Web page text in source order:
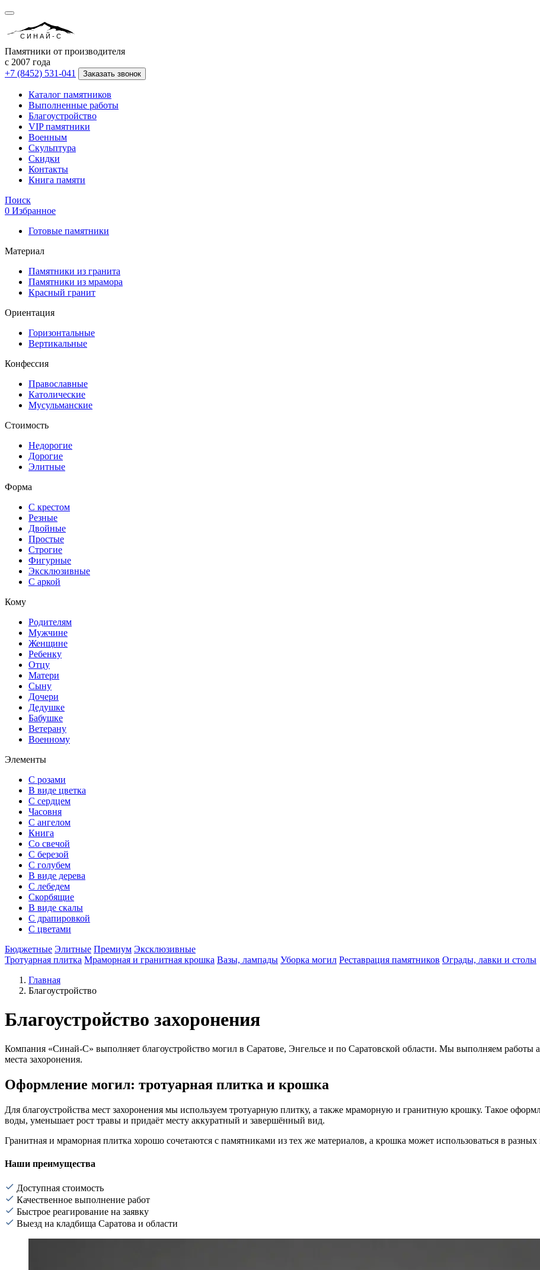
СИНАЙ-С
Памятники от производителя
с 2007 года
+7 (8452) 531-041
Заказать звонок
Каталог памятников
Выполненные работы
Благоустройство
VIP памятники
Военным
Скульптура
Скидки
Контакты
Книга памяти
Поиск
0 Избранное
Готовые памятники
Материал
Памятники из гранита
Памятники из мрамора
Красный гранит
Ориентация
Горизонтальные
Вертикальные
Конфессия
Православные
Католические
Мусульманские
Стоимость
Недорогие
Дорогие
Элитные
Форма
С крестом
Резные
Двойные
Простые
Строгие
Фигурные
Эксклюзивные
С аркой
Кому
Родителям
Мужчине
Женщине
Ребенку
Отцу
Матери
Сыну
Дочери
Дедушке
Бабушке
Ветерану
Военному
Элементы
С розами
В виде цветка
С сердцем
Часовня
С ангелом
Книга
Со свечой
С березой
С голубем
В виде дерева
С лебедем
Скорбящие
В виде скалы
С драпировкой
С цветами
Бюджетные Элитные Премиум Эксклюзивные
Тротуарная плитка Мраморная и гранитная крошка Вазы, лампады Уборка могил Реставрация памятников Ограды, лавки и столы
Главная
Благоустройство
Благоустройство захоронения
Компания «Синай-С» выполняет благоустройство могил в Саратове, Энгельсе и по Саратовской области. Мы выполняем работы
места захоронения.
Оформление могил: тротуарная плитка и крошка
Для благоустройства мест захоронения мы используем тротуарную плитку, а также мраморную и гранитную крошку. Такое
воды, уменьшает рост травы и придаёт месту аккуратный и завершённый вид.
Гранитная и мраморная плитка хорошо сочетаются с памятниками из тех же материалов, а крошка может использоваться в
Наши преимущества
Доступная стоимость
Качественное выполнение работ
Быстрое реагирование на заявку
Выезд на кладбища Саратова и области